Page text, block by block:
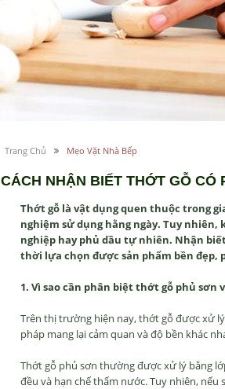
Trang Chủ Mẹo Vặt Nhà Bếp
CÁCH NHẬN BIẾT THỚT GỖ CÓ
Thớt gỗ là vật dụng quen thuộc trong
nghiệm sử dụng hằng ngày. Tuy
nghiệp hay phủ dầu tự nhiên. Nhận
thời lựa chọn được sản phẩm bền đẹp,
1. Vì sao cần phân biệt thớt gỗ phủ sơn
Trên thị trường hiện nay, thớt gỗ được xử
pháp mang lại cảm quan và độ bền khác
Thớt gỗ phủ sơn thường được xử lý bằng
đều và hạn chế thấm nước. Tuy nhiên,